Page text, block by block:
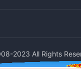
2023 All Rights